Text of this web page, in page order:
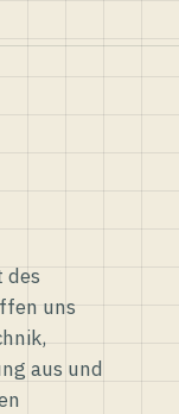
des
uns
aus und